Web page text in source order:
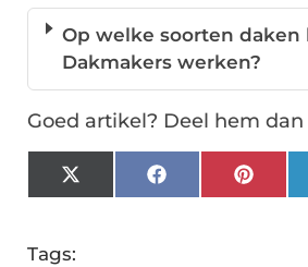
Op welke soorten daken
Dakmakers werken?
Goed artikel? Deel hem dan
X
(Twitter)
Facebook
Tags: